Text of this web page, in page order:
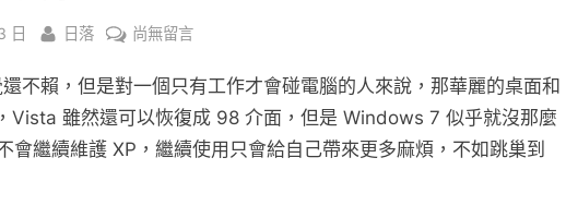
日 By
日落
在
入
Fedora
行
尚無留言
不賴，但是對一個只有工作才會碰電腦的人來說，那華麗的桌面和
Vista 雖然還可以恢復成 98 介面，但是 Windows 7 似乎就沒那麼
會繼續維護 XP，繼續使用只會給自己帶來更多麻煩，不如跳巢到